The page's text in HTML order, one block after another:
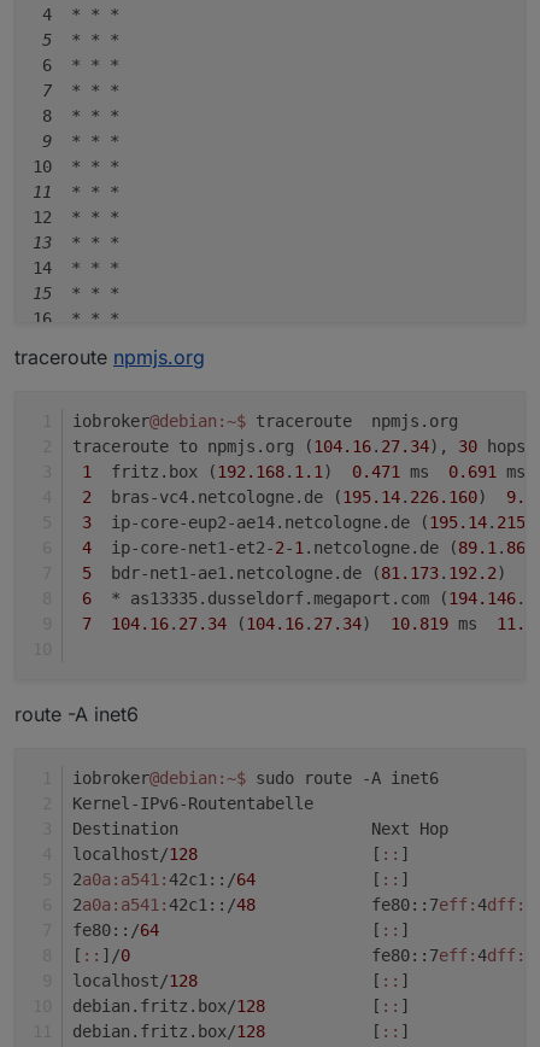
4 * *
*
5  *
* *
6 * *
*
7  *
* *
8 * *
*
9  *
* *
10 * *
*
11  *
* *
12 * *
*
13  *
* *
14 * *
*
15  *
* *
16 * *
*
18 * *
*
* * *
21  * * *
* *
*
* *
* *
*
* *
* *
*
* *
* *
*
traceroute npmjs.org
iobroker@debian :~$ traceroute  npmjs.org
traceroute to npmjs.org (104.16. 27.34), 30 hops
1
  fritz.box (
192.168. 1.1 ) 0.471 ms 0.691
2
  bras-vc4.netcologne.de (
195.14. 226.160)
3
  ip-core-eup2-ae14.netcologne.de (
195.14.
4
  ip-core-net1-et2-
2-1 .netcologne.de (89.1 .
5
  bdr-net1-ae1.netcologne.de (
81.173. 192.2)
6
  * as13335.dusseldorf.megaport.com (
194.146.
7
104.16. 27.34 (104.16. 27.34) 10.819 ms
route -A inet6
iobroker@debian :~$ sudo route -A inet6
Kernel-IPv6-Routentabelle
Destination                    Next Hop
localhost/128
                  [
: : ]
2a0a: a541:42c1::/64
            [
: : ]
2a0a: a541:42c1::/48
            fe80::7
eff:4dff:
fe80::/64
                      [
: : ]
[ : : ]/0
                         fe80::7
eff:4dff:
localhost/128
                  [
: : ]
debian.fritz.box/128
           [
: : ]
debian.fritz.box/128
           [
: : ]